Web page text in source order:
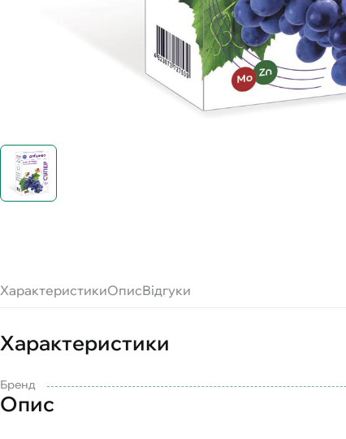
ХарактеристикиОписВідгуки
Характеристики
Бренд
Опис